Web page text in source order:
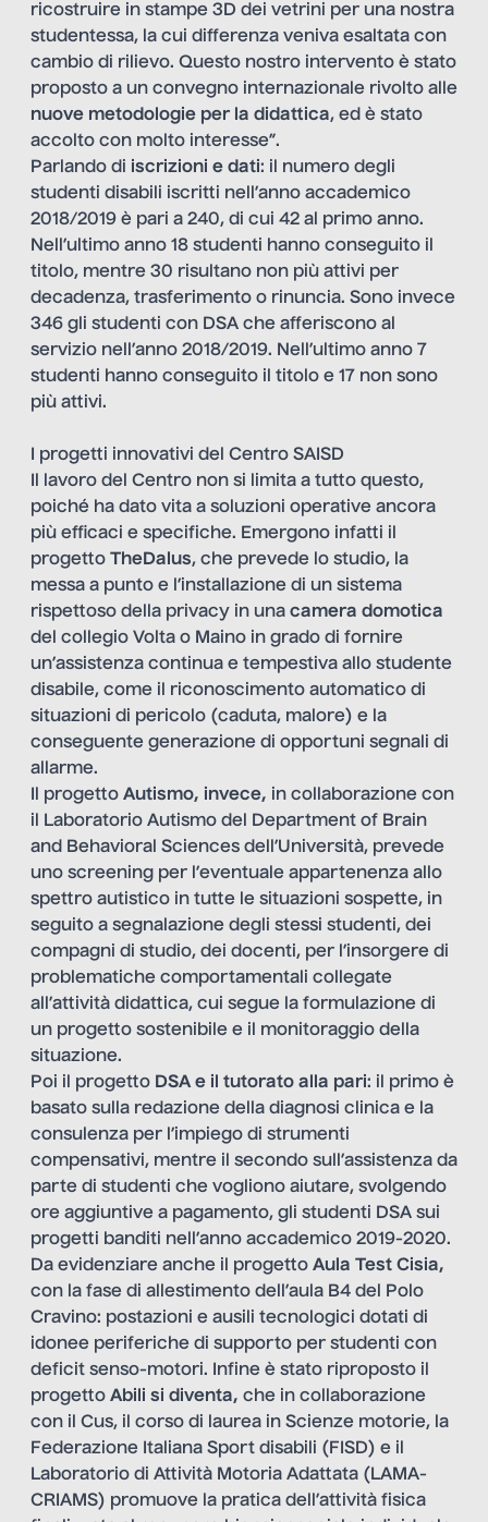
ricostruire in stampe 3D dei vetrini per una nostra
studentessa, la cui differenza veniva esaltata con
cambio di rilievo. Questo nostro intervento è stato
proposto a un convegno internazionale rivolto alle
nuove metodologie per la didattica, ed è stato
accolto con molto interesse”.
Parlando di iscrizioni e dati: il numero degli
studenti disabili iscritti nell’anno accademico
2018/2019 è pari a 240, di cui 42 al primo anno.
Nell’ultimo anno 18 studenti hanno conseguito il
titolo, mentre 30 risultano non più attivi per
decadenza, trasferimento o rinuncia. Sono invece
346 gli studenti con DSA che afferiscono al
servizio nell’anno 2018/2019. Nell’ultimo anno 7
studenti hanno conseguito il titolo e 17 non sono
più attivi.
I progetti innovativi del Centro SAISD
Il lavoro del Centro non si limita a tutto questo,
poiché ha dato vita a soluzioni operative ancora
più efficaci e specifiche. Emergono infatti il
progetto TheDalus, che prevede lo studio, la
messa a punto e l’installazione di un sistema
rispettoso della privacy in una camera domotica
del collegio Volta o Maino in grado di fornire
un’assistenza continua e tempestiva allo studente
disabile, come il riconoscimento automatico di
situazioni di pericolo (caduta, malore) e la
conseguente generazione di opportuni segnali di
allarme.
Il progetto Autismo, invece, in collaborazione con
il Laboratorio Autismo del Department of Brain
and Behavioral Sciences dell’Università, prevede
uno screening per l’eventuale appartenenza allo
spettro autistico in tutte le situazioni sospette, in
seguito a segnalazione degli stessi studenti, dei
compagni di studio, dei docenti, per l’insorgere di
problematiche comportamentali collegate
all’attività didattica, cui segue la formulazione di
un progetto sostenibile e il monitoraggio della
situazione.
Poi il progetto DSA e il tutorato alla pari: il primo è
basato sulla redazione della diagnosi clinica e la
consulenza per l’impiego di strumenti
compensativi, mentre il secondo sull’assistenza da
parte di studenti che vogliono aiutare, svolgendo
ore aggiuntive a pagamento, gli studenti DSA sui
progetti banditi nell’anno accademico 2019-2020.
Da evidenziare anche il progetto Aula Test Cisia,
con la fase di allestimento dell’aula B4 del Polo
Cravino: postazioni e ausili tecnologici dotati di
idonee periferiche di supporto per studenti con
deficit senso-motori. Infine è stato riproposto il
progetto Abili si diventa, che in collaborazione
con il Cus, il corso di laurea in Scienze motorie, la
Federazione Italiana Sport disabili (FISD) e il
Laboratorio di Attività Motoria Adattata (LAMA-
CRIAMS) promuove la pratica dell’attività fisica